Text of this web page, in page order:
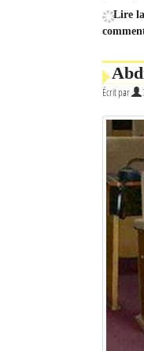
Lire
Écrit par